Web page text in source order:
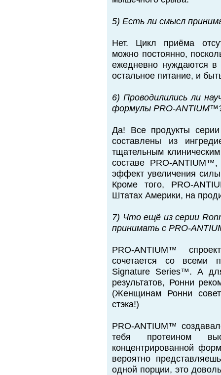
5) Есть ли смысл
Нет. Цикл приёма
можно постоянно,
ежедневно нуждаются в
остальное питание, и
6) Проводилились ли
формулы PRO-
Да! Все продукты
составлены из
тщательным
составе PRO-
эффект увеличения
Кроме того, PRO-
Штатах Америки, на
7) Что ещё из серии
принимать с PRO-
PRO-ANTIUM™
сочетается со всеми
Signature Series™. А
результатов, Ронни
(Женщинам Ронни
стэка!)
PRO-ANTIUM™
тебя протеином
концентрированной
вероятно
одной порции, это